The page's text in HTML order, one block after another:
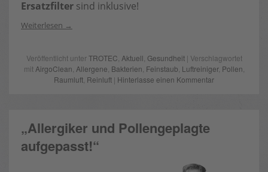
Ersatzfilter sind inklusive!
Weiterlesen
Veröffentlicht unterTROTEC Aktuell Gesundheit| Verschlagwortet
mit AirgoClean Allergene Bakterien Feinstaub Luftreiniger, Pollen
Raumluft Reinluft | Hinterlasse einen Kommentar
„Allergiker und Pollengeplagte
aufgepasst!“